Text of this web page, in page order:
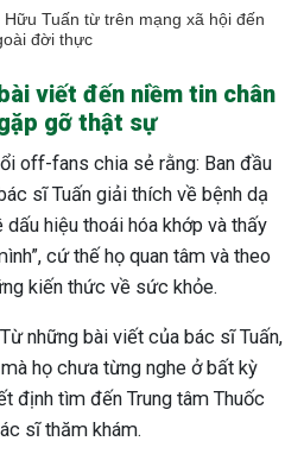
Tuấn từ trên mạng xã hội đến
đời thực
viết đến niềm tin chân
gỡ thật sự
off-fans chia sẻ rằng: Ban đầu
sĩ Tuấn giải thích về bệnh dạ
hiệu thoái hóa khớp và thấy
cứ thế họ quan tâm và theo
kiến thức về sức khỏe.
những bài viết của bác sĩ Tuấn,
họ chưa từng nghe ở bất kỳ
định tìm đến Trung tâm Thuốc
sĩ thăm khám.